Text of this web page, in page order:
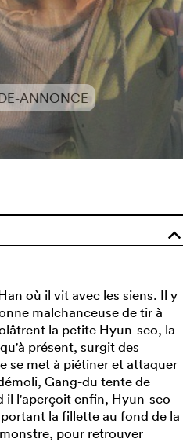
ANNONCE
o
où il vit avec les siens. Il y
malchanceuse de tir à
la petite Hyun-seo, la
présent, surgit des
se met à piétiner et attaquer
Gang-du tente de
il l'aperçoit enfin, Hyun-seo
la fillette au fond de la
pour retrouver